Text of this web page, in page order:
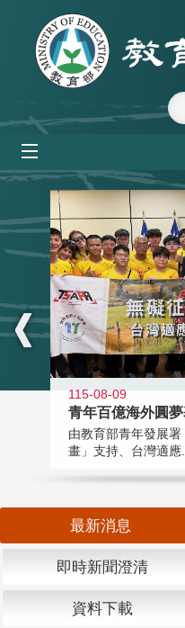
跳到主要內容區塊
:::
115-08-09
青年百億海外圓
由教育部青年發展
畫」支持、台灣適應
最新消息
即時新聞澄清
資料下載